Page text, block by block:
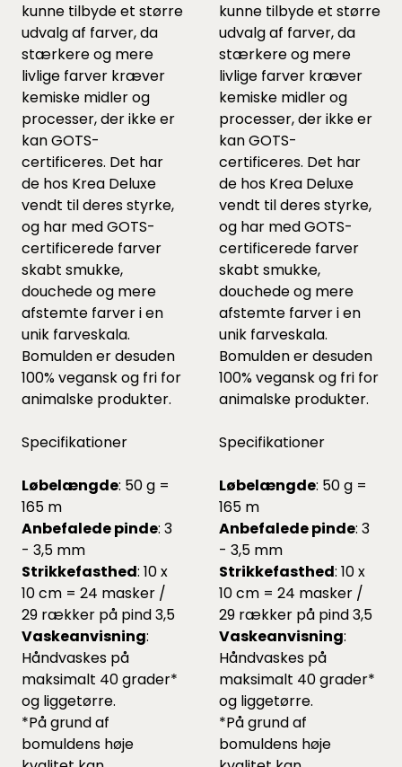
kunne tilbyde et større
udvalg af farver, da
stærkere og mere
livlige farver kræver
kemiske midler og
processer, der ikke er
kan GOTS-
certificeres. Det har
de hos Krea Deluxe
vendt til deres styrke,
og har med GOTS-
certificerede farver
skabt smukke,
douchede og mere
afstemte farver i en
unik farveskala.
Bomulden er desuden
100% vegansk og fri for
animalske produkter.
Specifikationer
Løbelængde: 50 g =
165 m
Anbefalede pinde: 3
- 3,5 mm
Strikkefasthed: 10 x
10 cm = 24 masker /
29 rækker på pind 3,5
Vaskeanvisning:
Håndvaskes på
maksimalt 40 grader*
og liggetørre.
*På grund af
bomuldens høje
kunne tilbyde et større
udvalg af farver, da
stærkere og mere
livlige farver kræver
kemiske midler og
processer, der ikke er
kan GOTS-
certificeres. Det har
de hos Krea Deluxe
vendt til deres styrke,
og har med GOTS-
certificerede farver
skabt smukke,
douchede og mere
afstemte farver i en
unik farveskala.
Bomulden er desuden
100% vegansk og fri for
animalske produkter.
Specifikationer
Løbelængde: 50 g =
165 m
Anbefalede pinde: 3
- 3,5 mm
Strikkefasthed: 10 x
10 cm = 24 masker /
29 rækker på pind 3,5
Vaskeanvisning:
Håndvaskes på
maksimalt 40 grader*
og liggetørre.
*På grund af
bomuldens høje